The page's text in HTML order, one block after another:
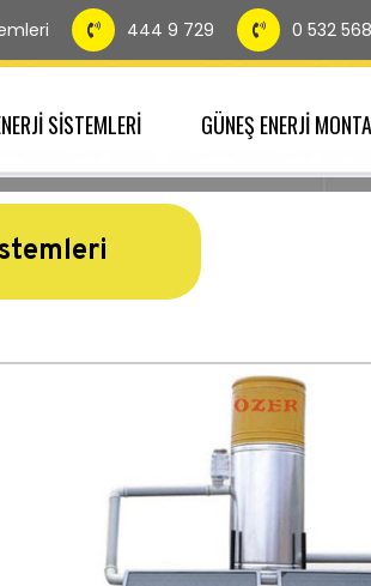
444 9 729 0 532
SİSTEMLERİ GÜNEŞ ENERJİ